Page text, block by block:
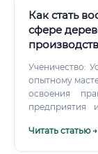
Как стать
сфере
Ученичество:
опытному
освоения
предприятия
позиции с
Читать статью →